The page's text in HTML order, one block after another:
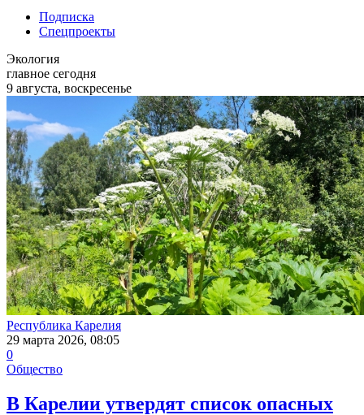
Подписка
Спецпроекты
Экология
главное сегодня
9 августа, воскресенье
Республика Карелия
29 марта 2026, 08:05
0
Общество
В Карелии утвердят список опасных